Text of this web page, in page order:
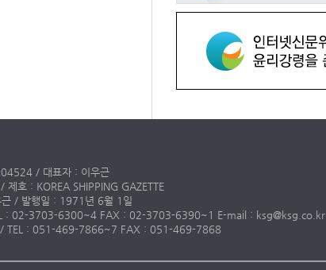
/ 대표자 : 이우근
호 : KOREA SHIPPING GAZETTE
근 / 발행일 : 1971년 6월 1일
: 02-3703-6300~4 FAX : 02-3703-6390~1 E-mail : ksg@ksg.co.kr
/ TEL : 051-469-7866~7 FAX : 051-469-7868